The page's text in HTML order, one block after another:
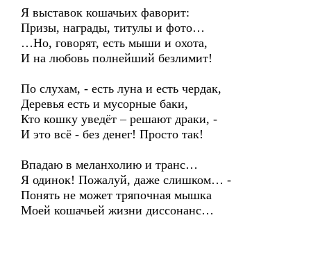
Я выставок кошачьих фаворит:
Призы, награды, титулы и фото…
…Но, говорят, есть мыши и охота,
И на любовь полнейший безлимит!
По слухам, - есть луна и есть чердак,
Деревья есть и мусорные баки,
Кто кошку уведёт – решают драки, -
И это всё - без денег! Просто так!
Впадаю в меланхолию и транс…
Я одинок! Пожалуй, даже слишком… -
Понять не может тряпочная мышка
Моей кошачьей жизни диссонанс…